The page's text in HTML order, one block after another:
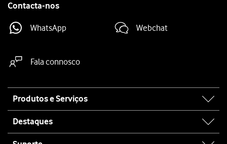
Contacta-nos
WhatsApp Webchat
Fala connosco
map
Produtos e Serviços
Destaques